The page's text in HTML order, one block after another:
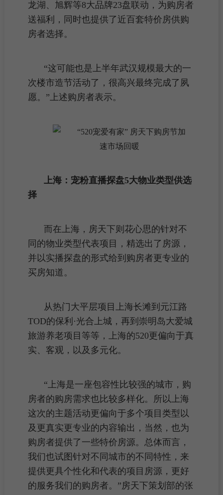
龙湖、旭辉等8大品牌23盘联动，为购房者
送福利，同时也提供了近百套特价房供购
房者选择。
“这可能也是上半年武汉规模最大的一
次楼市造节活动了，很高兴最终完成了夙
愿。”上述购房者表示。
上海：宠粉直播探盘5大物业类型供选
择
而在上海，房天下则花心思的针对不
同的物业类型代表项目，精选出了 房源，
并以实播探盘的形式给到购房者更专业的
买房知道。
从热门 大平层项目上海长滩到元江路
TOD的保利·光合上城，再到崇明岛大爱城
旅游养老项目等等，上海的520更偏向于真
实、客观，以及多元化。
“上海是一座包容性比较强的城市，购
房者的购房需求也比较多样化。所以上海
这次的主题活动更偏向于多个项目类型以
及更真实更专业的内容输出，当然，也为
购房者提供了一些特价房源。总体而言，
我们也试图针对不同城市的不同特性，来
提供更具个性化和代表的项目房源，更好
的服务我们的购房者。”房天下策划部的张